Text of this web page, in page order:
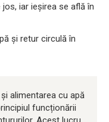
iar ieșirea se află în
și retur circulă în
alimentarea cu apă
funcționării